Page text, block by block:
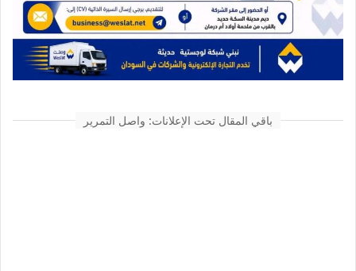
باقي المقال تحت الإعلانات: واصل التمرير